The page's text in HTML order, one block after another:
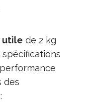
utile de 2 kg
des